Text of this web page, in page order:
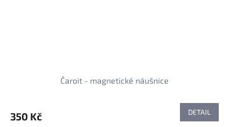
Čaroit - magnetické náušnice
350 Kč DETAIL